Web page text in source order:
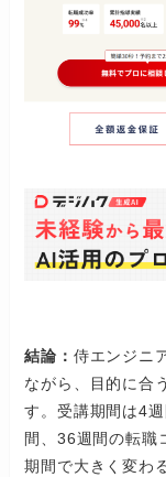
結論： 侍エンジニ
ながら、目的に合
す。受講期間は4
間、36週間の転職
期間で大きく変わ